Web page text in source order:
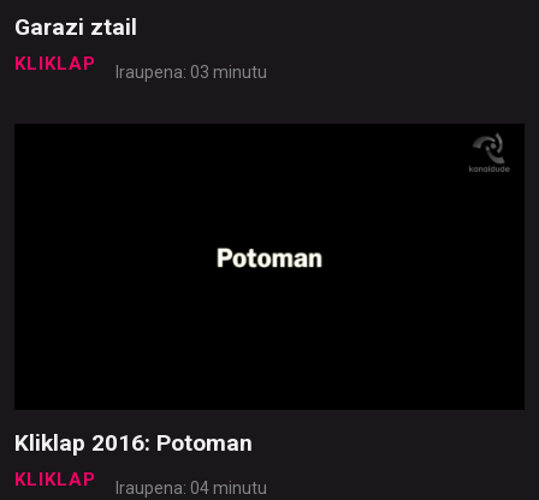
Garazi ztail
KLIKLAP Iraupena: 03 minutu
Kliklap 2016: Potoman
KLIKLAP Iraupena: 04 minutu